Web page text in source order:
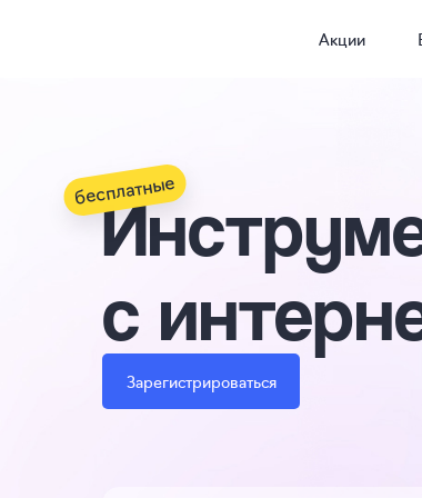
Акции
бесплатные
с
Зарегистрироваться